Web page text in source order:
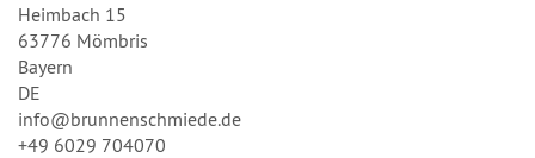
Heimbach 15
63776 Mömbris
Bayern
DE
info@brunnenschmiede.de
+49 6029 704070